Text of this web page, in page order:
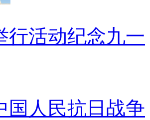
行活动纪念九一
国人民抗日战争